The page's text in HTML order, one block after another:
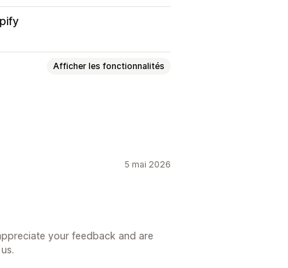
Afficher les fonctionnalités
5 mai 2026
your feedback and are